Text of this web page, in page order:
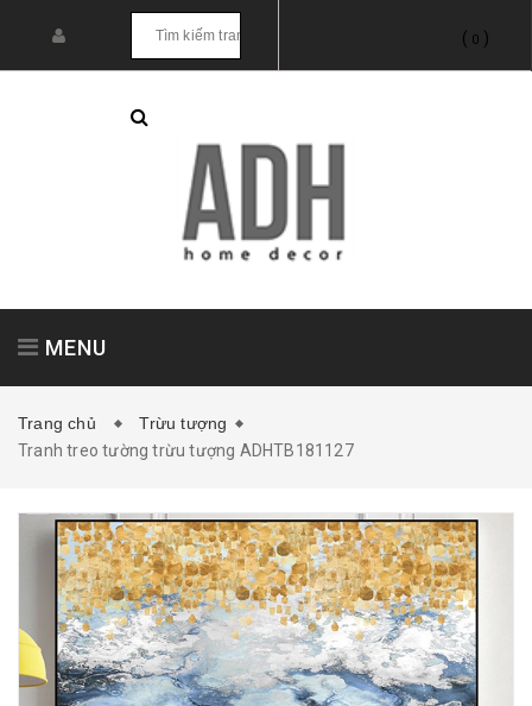
( 0 )
MENU
Tranh treo tường
Mua File Tranh Tranh Thực Tế
Trang chủ
Trừu tượng
Tranh treo tường trừu tượng ADHTB181127